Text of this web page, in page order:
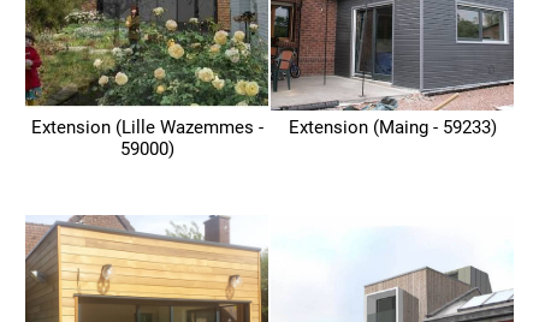
Extension (Lille Wazemmes -
59000)
Extension (Maing - 59233)